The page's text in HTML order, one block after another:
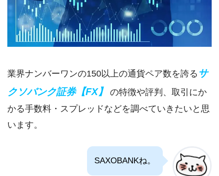
業界ナンバーワンの150以上の通貨ペア数を誇る サ
クソバンク証券【FX】
の特徴や評判、取引にか
かる手数料・スプレッドなどを調べていきたいと思
います。
SAXOBANKね。